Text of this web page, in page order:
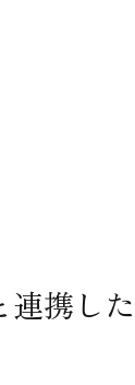
連携し